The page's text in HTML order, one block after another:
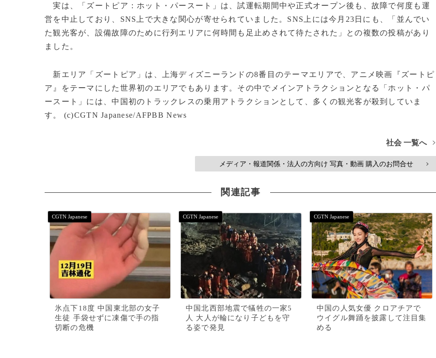
実は、「ズートピア：ホット・パースート」は、試運転期間中や正式オープン後も、故障で何度も運
営を中止しており、SNS上で大きな関心が寄せられていました。SNS上には今月23日にも、「並んでい
た観光客が、設備故障のために行列エリアに何時間も足止めされて待たされた」との複数の投稿があり
ました。
新エリア「ズートピア」は、上海ディズニーランドの8番目のテーマエリアで、アニメ映画『ズートピ
ア』をテーマにした世界初のエリアでもあります。その中でメインアトラクションとなる「ホット・パ
ースート」には、中国初のトラックレスの乗用アトラクションとして、多くの観光客が殺到していま
す。 (c)CGTN Japanese/AFPBB News
社会 一覧へ >
メディア・報道関係・法人の方向け 写真・動画 購入のお問合せ >
関連記事
氷点下18度 中国東北部の女子
生徒 手袋せずに凍傷で手の指
切断の危機
中国北西部地震で犠牲の一家5
人 大人が輪になり子どもを守
る姿で発見
中国の人気女優 クロアチアで
ウイグル舞踊を披露して注目集
める